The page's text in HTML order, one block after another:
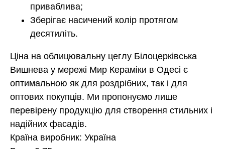
приваблива;
Зберігає насичений колір протягом
десятиліть.
Ціна на облицювальну цеглу Білоцерківська
Вишнева у мережі Мир Кераміки в Одесі є
оптимальною як для роздрібних, так і для
оптових покупців. Ми пропонуємо лише
перевірену продукцію для створення стильних і
надійних фасадів.
Країна виробник: Україна